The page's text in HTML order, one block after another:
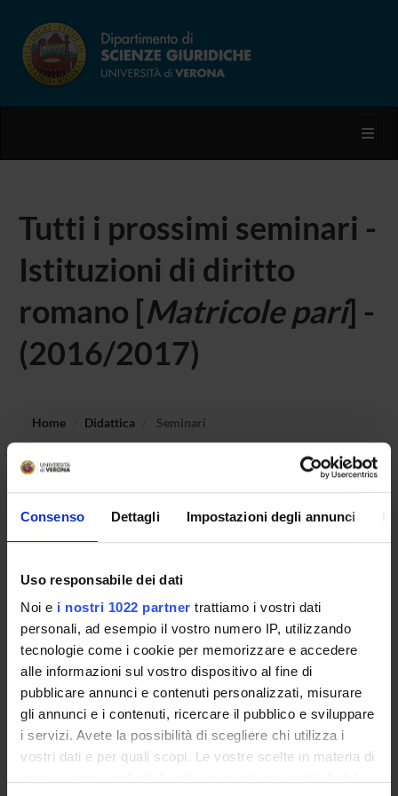
Consenso Dettagli Impostazioni degli annunci
Uso responsabile dei dati
Noi e i nostri 1022 partner trattiamo i vostri dati
personali, ad esempio il vostro numero IP, utilizzando
tecnologie come i cookie per memorizzare e accedere
alle informazioni sul vostro dispositivo al fine di
pubblicare annunci e contenuti personalizzati, misurare
gli annunci e i contenuti, ricercare il pubblico e sviluppare
i servizi. Avete la possibilità di scegliere chi utilizza i
vostri dati e per quali scopi. Le vostre scelte in materia di
Tutti i prossimi seminari -
Istituzioni di diritto
romano [Matricole pari] -
(2016/2017)
Home Didattica Seminari
Non è stato trovato alcun seminario relativo
all'insegnamento Istituzioni di diritto romano.
OFFERTA FORMATIVA
CORSI DI STUDIO
DOTTORATI DI RICERCA E FORMAZIONE
SUPERIORE
Contatti
Persone